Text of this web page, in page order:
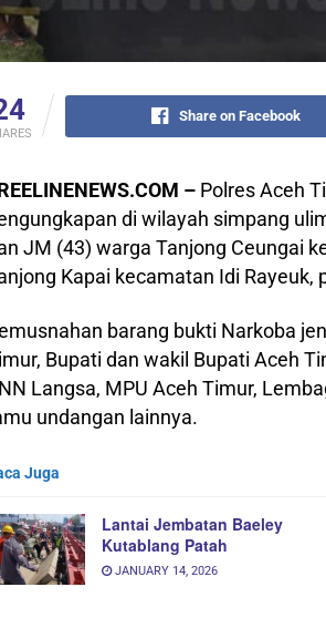
Share on Facebook
– Polres Aceh
di wilayah simpang
JM (43) warga Tanjong Ceungai
Kapai kecamatan Idi
barang bukti Narkoba
Bupati dan wakil Bupati Aceh
Langsa, MPU Aceh Timur,
undangan lainnya.
Juga
Lantai Jembatan Baeley
Kutablang Patah
JANUARY 14, 2026